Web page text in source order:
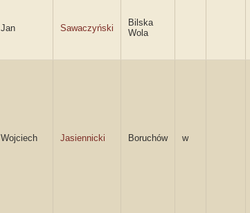
Jan Sawaczyński
Bilska
Wola
Wojciech Jasiennicki Boruchów w